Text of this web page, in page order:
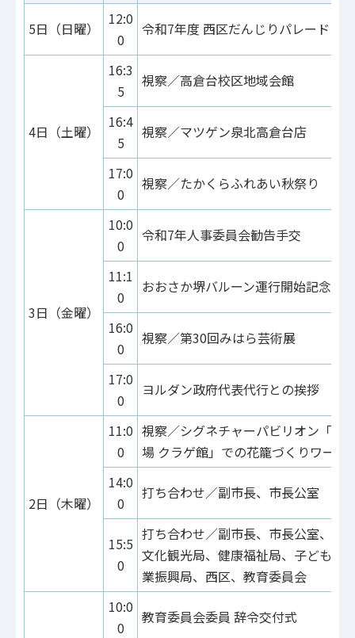
5日（日曜）
12:0
0
令和7年度 西区だんじりパレード
4日（土曜）
16:3
5
視察／高倉台校区地域会館
16:4
5
視察／マツゲン泉北高倉台店
17:0
0
視察／たかくらふれあい秋祭り
3日（金曜）
10:0
0
令和7年人事委員会勧告手交
11:1
0
おおさか堺バルーン運行開始記念式
16:0
0
視察／第30回みはら芸術展
17:0
0
ヨルダン政府代表代行との挨拶
2日（木曜）
11:0
0
視察／シグネチャーパビリオン「い
場 クラゲ館」での花籠づくりワーク
14:0
0
打ち合わせ／副市長、市長公室
15:5
0
打ち合わせ／副市長、市長公室、市
文化観光局、健康福祉局、子ども青
業振興局、西区、教育委員会
10:0
0
教育委員会委員 辞令交付式